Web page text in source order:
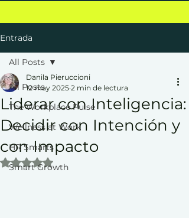
Entrada
All Posts
The Workplace Pulse
Wellness at Work
HR Smarts
Smart Growth
All Posts
Liderar con Inteligencia:
Decidir con Intención y
con Impacto
Danila Pieruccioni
12 may 2025 2 min de lectura
Obtuvo NaN de 5 estrellas.